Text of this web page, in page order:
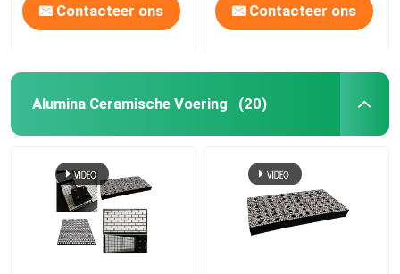
Contacteer ons Contacteer ons
Alumina Ceramische Voering (20)